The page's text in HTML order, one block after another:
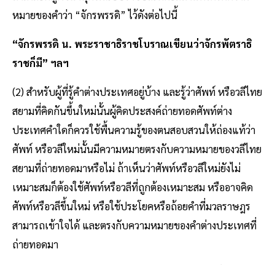
หมายของคำว่า “จักรพรรดิ” ไว้ดังต่อไปนี้
“จักรพรรดิ น. พระราชาธิราชโบราณเขียนว่าจักรพัตราธิ
ราชก็มี” ฯลฯ
(2) สำหรับผู้ที่รู้คำต่างประเทศอยู่บ้าง และรู้ว่าศัพท์ หรือวลีไทย
สยามที่คิดกันขึ้นใหม่นั้นผู้คิดประสงค์ถ่ายทอดศัพท์ต่าง
ประเทศคำใดก็ควรใช้พื้นความรู้ของตนสอบสวนให้ถ่องแท้ว่า
ศัพท์ หรือวลีใหม่นั้นมีความหมายตรงกับความหมายของวลีไทย
สยามที่ถ่ายทอดมาหรือไม่ ถ้าเห็นว่าศัพท์หรือวลีใหม่ยังไม่
เหมาะสมก็ต้องใช้ศัพท์หรือวลีที่ถูกต้องเหมาะสม หรืออาจคิด
ศัพท์หรือวลีขึ้นใหม่ หรือใช้ประโยคหรือถ้อยคำที่มวลราษฎร
สามารถเข้าใจได้ และตรงกับความหมายของคำต่างประเทศที่
ถ่ายทอดมา